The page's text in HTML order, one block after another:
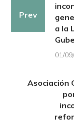
Prev
a la
01/
Asociación